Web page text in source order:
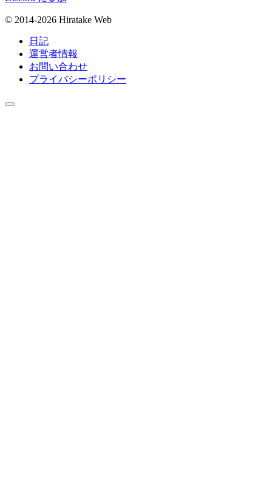
© 2014-2026 Hiratake Web
日記
運営者情報
お問い合わせ
プライバシーポリシー